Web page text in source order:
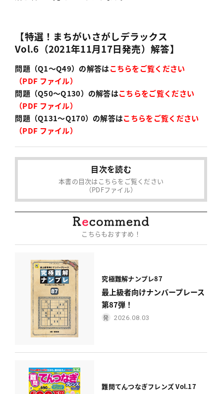
【特選！まちがいさがしデラックス
Vol.6（2021年11月17日発売）解答】
問題（Q1〜Q49）の解答はこちらをご覧ください
（PDF ファイル）
問題（Q50〜Q130）の解答はこちらをご覧ください
（PDF ファイル）
問題（Q131〜Q170）の解答はこちらをご覧ください
（PDF ファイル）
目次を読む
本書の目次はこちらをご覧ください
（PDFファイル）
こちらもおすすめ！
究極難解ナンプレ87
最上級者向けナンバープレース
第87弾！
2026.08.03
難問てんつなぎフレンズ Vol.17